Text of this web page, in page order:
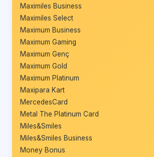
Maximiles Business
Maximiles Select
Maximum Business
Maximum Gaming
Maximum Genç
Maximum Gold
Maximum Platinum
Maxipara Kart
MercedesCard
Metal The Platinum Card
Miles&Smiles
Miles&Smiles Business
Money Bonus